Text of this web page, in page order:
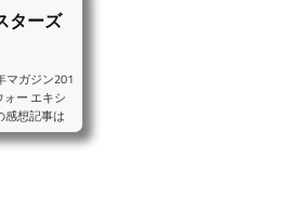
ターズ
ガジン201
ー エキシ
感想記事は
回はエキシ
ポートだっ
状明確に